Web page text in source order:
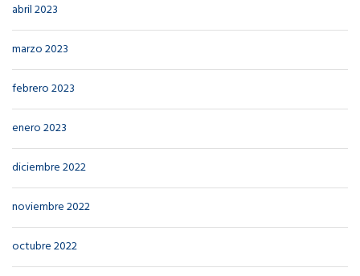
abril 2023
marzo 2023
febrero 2023
enero 2023
diciembre 2022
noviembre 2022
octubre 2022